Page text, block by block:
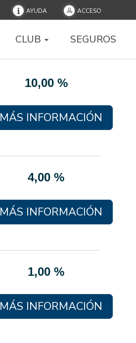
AYUDA ACCESO
CLUB SEGUROS
10,00 %
MÁS INFORMACIÓN
4,00 %
MÁS INFORMACIÓN
1,00 %
MÁS INFORMACIÓN